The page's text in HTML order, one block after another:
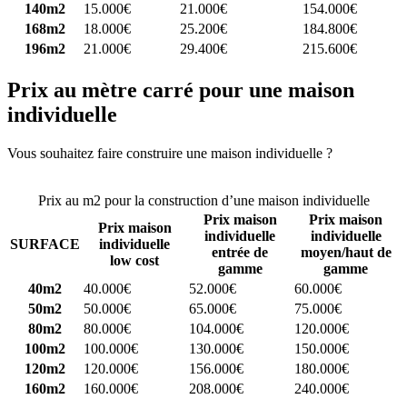
140m2
15.000€ 21.000€
154.000€
168m2
18.000€ 25.200€
184.800€
196m2
21.000€ 29.400€ 215.600€
Prix au mètre carré pour une maison
individuelle
Vous souhaitez faire construire une maison individuelle ?
Prix au m2 pour la construction d’une maison individuelle
SURFACE
Prix maison
individuelle
low cost
Prix maison
individuelle
entrée de
gamme
Prix maison
individuelle
moyen/haut de
gamme
40m2
40.000€ 52.000€
60.000€
50m2
50.000€ 65.000€
75.000€
80m2
80.000€ 104.000€
120.000€
100m2
100.000€ 130.000€
150.000€
120m2
120.000€ 156.000€
180.000€
160m2
160.000€ 208.000€
240.000€